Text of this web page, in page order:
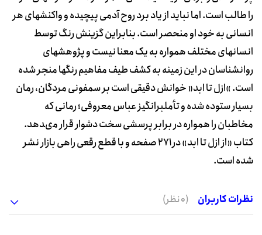
را طالب‏ است‏. اما نباید از یاد برد روح آدمى پیچیده و واکنش‏هاى هر
انسانى به خود او منحصر است‏. بنابراین گزینش رنگ توسط
انسانهای مختلف همواره به یک معنا نیست و پژوهشهای
روانشناسان در این زمینه به کشف طیف مفاهیم رنگها منجر شده
است. »ازل تا ابد« خوانش دقیقى است بر سمفونى مردگان، رمان
بسیار ستوده شده و تأمل‏برانگیز عباس معروفى؛ رمانى که‏
مخاطبان را همواره در برابر پرسشى سخت دشوار قرار مى‏دهد.
کتاب «از ازل تا ابد» در ٢٧١ صفحه و با قطع رقعی راهی بازار نشر
شده است.
نظرات کاربران (0 نظر)